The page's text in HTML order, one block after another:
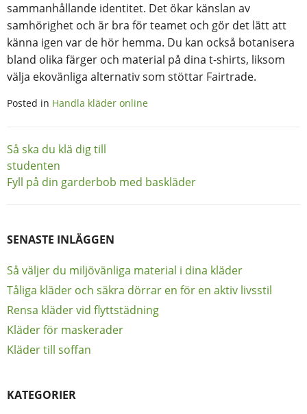
sammanhållande identitet. Det ökar känslan av
samhörighet och är bra för teamet och gör det lätt att
känna igen var de hör hemma. Du kan också botanisera
bland olika färger och material på dina t-shirts, liksom
välja ekovänliga alternativ som stöttar Fairtrade.
Posted in Handla kläder online
Inläggsnavigering
Så ska du klä dig till
studenten
Fyll på din garderbob med baskläder
SENASTE INLÄGGEN
Så väljer du miljövänliga material i dina kläder
Tåliga kläder och säkra dörrar en för en aktiv livsstil
Rensa kläder vid flyttstädning
Kläder för maskerader
Kläder till soffan
KATEGORIER